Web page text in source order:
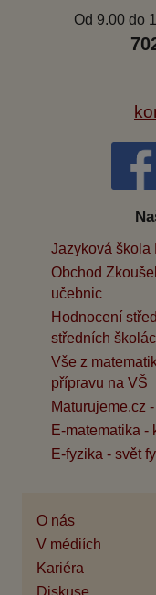
Od 9.00 do
Jazyková škola
Obchod
učebnic
Hodnocení
středních
Vše z
přípravu na VŠ
Maturujeme.cz
E-matematika -
E-fyzika - svět
O nás
V médiích
Kariéra